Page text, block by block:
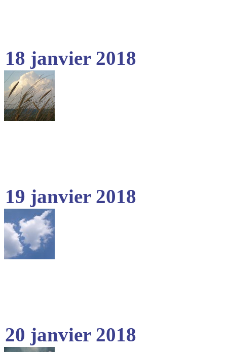
18 janvier 2018
19 janvier 2018
20 janvier 2018